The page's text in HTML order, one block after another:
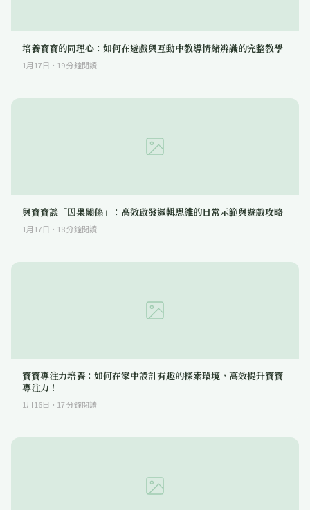
培養寶寶的同理心：如何在遊戲與互動中教導情緒辨識的完整教學
1月17日 · 19分鐘閱讀
與寶寶談「因果關係」：高效啟發邏輯思維的日常示範與遊戲攻略
1月17日 · 18分鐘閱讀
寶寶專注力培養：如何在家中設計有趣的探索環境，高效提升寶寶
專注力！
1月16日 · 17分鐘閱讀